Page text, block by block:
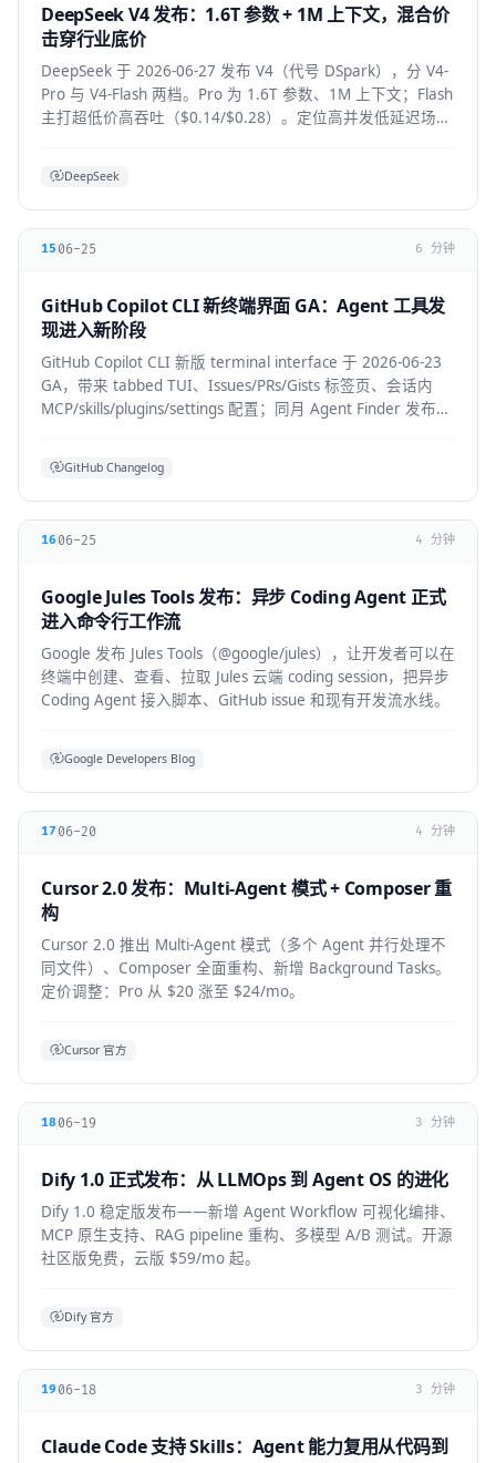
DeepSeek V4 发布：1.6T 参数 + 1M 上下文，混合价
击穿行业底价
DeepSeek 于 2026-06-27 发布 V4（代号 DSpark），分 V4-
Pro 与 V4-Flash 两档。Pro 为 1.6T 参数、1M 上下文；Flash
主打超低价高吞吐（$0.14/$0.28）。定位高并发低延迟场
DeepSeek
15 06-25 6 分钟
GitHub Copilot CLI 新终端界面 GA：Agent 工具发
现进入新阶段
GitHub Copilot CLI 新版 terminal interface 于 2026-06-23
GA，带来 tabbed TUI、Issues/PRs/Gists 标签页、会话内
MCP/skills/plugins/settings 配置；同月 Agent Finder 发布，
GitHub Changelog
1606-25 4 分钟
Google Jules Tools 发布：异步 Coding Agent 正式
进入命令行工作流
Google 发布 Jules Tools（@google/jules），让开发者可以在
终端中创建、查看、拉取 Jules 云端 coding session，把异步
Coding Agent 接入脚本、GitHub issue 和现有开发流水线。
Google Developers Blog
17 06-20 4 分钟
Cursor 2.0 发布：Multi-Agent 模式 + Composer 重
构
Cursor 2.0 推出 Multi-Agent 模式（多个 Agent 并行处理不
同文件）、Composer 全面重构、新增 Background Tasks。
定价调整：Pro 从 $20 涨至 $24/mo。
Cursor 官方
1806-19 3 分钟
Dify 1.0 正式发布：从 LLMOps 到 Agent OS 的进化
Dify 1.0 稳定版发布——新增 Agent Workflow 可视化编排、
MCP 原生支持、RAG pipeline 重构、多模型 A/B 测试。开源
社区版免费，云版 $59/mo 起。
Dify 官方
1906-18 3 分钟
Claude Code 支持 Skills：Agent 能力复用从代码到